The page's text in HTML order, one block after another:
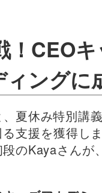
CEO
ングに
夏休み特別講
支援を獲得し
のKayaさん